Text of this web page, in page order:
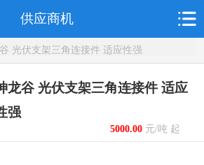
供应商机
光伏支架三角连接件 适应性强
龙谷 光伏支架三角连接件 适应
强
5000.00元/吨 起